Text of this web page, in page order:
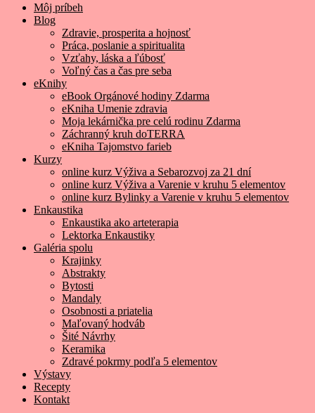
Môj príbeh
Blog
Zdravie, prosperita a hojnosť
Práca, poslanie a spiritualita
Vzťahy, láska a ľúbosť
Voľný čas a čas pre seba
eKnihy
eBook Orgánové hodiny Zdarma
eKniha Umenie zdravia
Moja lekárnička pre celú rodinu Zdarma
Záchranný kruh doTERRA
eKniha Tajomstvo farieb
Kurzy
online kurz Výživa a Sebarozvoj za 21 dní
online kurz Výživa a Varenie v kruhu 5 elementov
online kurz Bylinky a Varenie v kruhu 5 elementov
Enkaustika
Enkaustika ako arteterapia
Lektorka Enkaustiky
Galéria spolu
Krajinky
Abstrakty
Bytosti
Mandaly
Osobnosti a priatelia
Maľovaný hodváb
Šité Návrhy
Keramika
Zdravé pokrmy podľa 5 elementov
Výstavy
Recepty
Kontakt